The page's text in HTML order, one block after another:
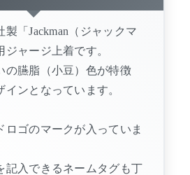
製「Jackman（ジャックマ
ジャージ上着です。
の臙脂（小豆）色が特徴
ンとなっています。
ロゴのマークが入っていま
記入できるネームタグも丁